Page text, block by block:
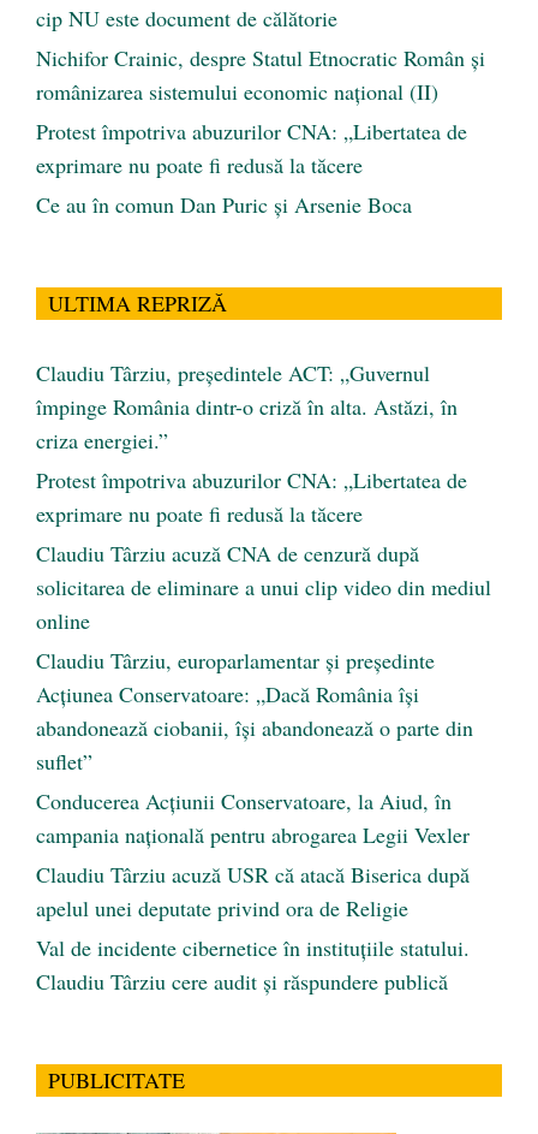
cip NU este document de călătorie
Nichifor Crainic, despre Statul Etnocratic Român şi
românizarea sistemului economic naţional (II)
Protest împotriva abuzurilor CNA: „Libertatea de
exprimare nu poate fi redusă la tăcere
Ce au în comun Dan Puric şi Arsenie Boca
ULTIMA REPRIZĂ
Claudiu Târziu, președintele ACT: „Guvernul
împinge România dintr-o criză în alta. Astăzi, în
criza energiei.”
Protest împotriva abuzurilor CNA: „Libertatea de
exprimare nu poate fi redusă la tăcere
Claudiu Târziu acuză CNA de cenzură după
solicitarea de eliminare a unui clip video din mediul
online
Claudiu Târziu, europarlamentar și președinte
Acțiunea Conservatoare: „Dacă România își
abandonează ciobanii, își abandonează o parte din
suflet”
Conducerea Acțiunii Conservatoare, la Aiud, în
campania națională pentru abrogarea Legii Vexler
Claudiu Târziu acuză USR că atacă Biserica după
apelul unei deputate privind ora de Religie
Val de incidente cibernetice în instituțiile statului.
Claudiu Târziu cere audit și răspundere publică
PUBLICITATE